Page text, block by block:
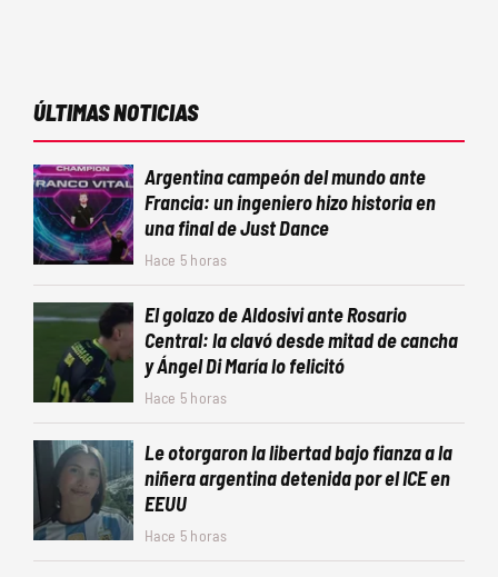
ÚLTIMAS NOTICIAS
Argentina campeón del mundo ante
Francia: un ingeniero hizo historia en
una final de Just Dance
Hace 5 horas
El golazo de Aldosivi ante Rosario
Central: la clavó desde mitad de cancha
y Ángel Di María lo felicitó
Hace 5 horas
Le otorgaron la libertad bajo fianza a la
niñera argentina detenida por el ICE en
EEUU
Hace 5 horas